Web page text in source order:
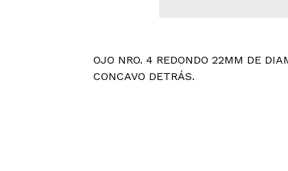
OJO NRO. 4 REDONDO 22MM DE
CONCAVO DETRÁS.